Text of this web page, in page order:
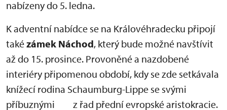
nabízeny do 5. ledna.
K adventní nabídce se na Královéhradecku připojí
takézámek Náchod, který bude možné navštívit
až do 15. prosince. Provoněné a nazdobené
interiéry připomenou období, kdy se zde setkávala
knížecí rodina Schaumburg-Lippe se svými
příbuznými z řad přední evropské aristokracie.